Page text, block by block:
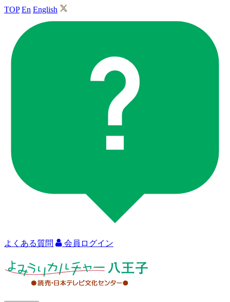
TOP En English
よくある質問 会員ログイン